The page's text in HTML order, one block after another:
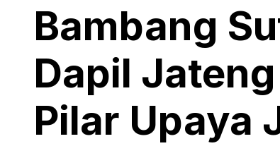
Bambang
Dapil
Pilar Upaya